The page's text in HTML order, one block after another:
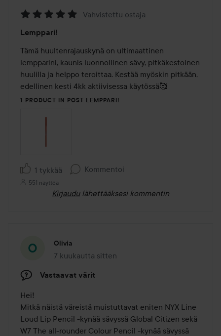
5
/
5
Vahvistettu ostaja
Lemppari!
Tämä huultenrajauskynä on ultimaattinen
lempparini, kaunis luonnollinen sävy, pitkäkestoinen
huulilla ja helppo teroittaa. Kestää myöskin pitkään,
edellinen kesti 4kk aktiivisessa käytössä🥰
1 PRODUCT IN POST LEMPPARI!
1 tykkää Kommentoi
551 näyttöä
Kirjaudu lähettääksesi kommentin
Olivia
7 kuukautta sitten
Viesti luotiin 7 kuukautta sitten
Vastaavat värit
Hei!
Mitkä näistä väreistä muistuttavat eniten NYX Line
Loud Lip Pencil -kynää sävyssä Global Citizen sekä
W7 The all-rounder Colour Pencil -kynää sävyssä